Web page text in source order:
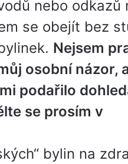
nebo odkazů
se obejít bez
Nejsem
osobní názor,
podařilo
se prosím v
bylin na